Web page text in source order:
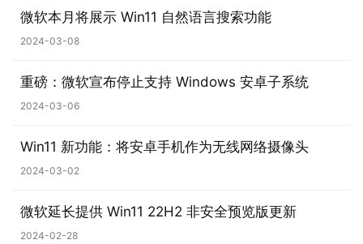
安
苹
关
微软本月将展示 Win11 自然语言搜索功能
2024-03-08
重磅：微软宣布停止支持 Windows 安卓子系统
2024-03-06
Win11 新功能：将安卓手机作为无线网络摄像头
2024-03-02
微软延长提供 Win11 22H2 非安全预览版更新
2024-02-28